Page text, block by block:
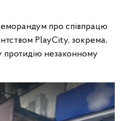
про співпрацю
PlayCity, зокрема,
протидію незаконному